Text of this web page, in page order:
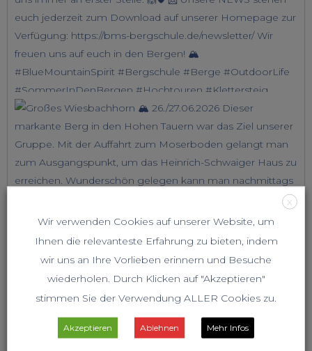
X
Wir verwenden Cookies auf unserer Website, um
Ihnen die relevanteste Erfahrung zu bieten, indem
wir uns an Ihre Vorlieben erinnern und Besuche
wiederholen. Durch Klicken auf "Akzeptieren"
stimmen Sie der Verwendung ALLER Cookies zu.
Akzeptieren Ablehnen Mehr Infos